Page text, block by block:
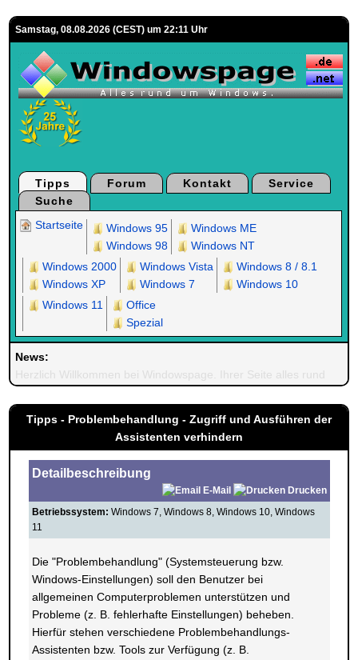
Samstag, 08.08.2026 (CEST) um 22:11 Uhr
Tipps Forum Kontakt
Service
Suche
Startseite
Windows 95
Windows 98
Windows ME
Windows NT
Windows 2000
Windows XP
Windows Vista
Windows 7
Windows 8 / 8.1
Windows 10
Windows 11
Office
Spezial
News:
Herzlich Willkommen bei Windowspage. Ihrer Seite alles rund um
Tipps - Problembehandlung - Zugriff und Ausführen der
Assistenten verhindern
Detailbeschreibung
E-Mail
Drucken
Betriebssystem: Windows 7, Windows 8, Windows 10, Windows
11
Die "Problembehandlung" (Systemsteuerung bzw.
Windows-Einstellungen) soll den Benutzer bei
allgemeinen Computerproblemen unterstützen und
Probleme (z. B. fehlerhafte Einstellungen) beheben.
Hierfür stehen verschiedene Problembehandlungs-
Assistenten bzw. Tools zur Verfügung (z. B.